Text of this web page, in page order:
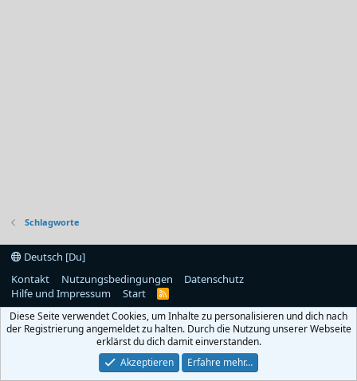
Schlagworte
Deutsch [Du]
Kontakt
Nutzungsbedingungen
Datenschutz
Hilfe und Impressum
Start
R
S
Diese Seite verwendet Cookies, um Inhalte zu personalisieren und dich nach
der Registrierung angemeldet zu halten. Durch die Nutzung unserer Webseite
erklärst du dich damit einverstanden.
Akzeptieren
Erfahre mehr…